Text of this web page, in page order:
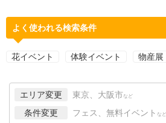
よく使われる検索条件
花イベント 体験イベント 物産展
エリア変更 東京、大阪市 など
条件変更 フェス、無料イベント など